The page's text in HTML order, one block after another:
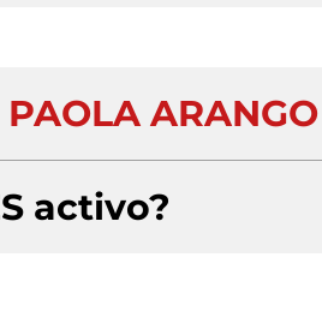
activo?